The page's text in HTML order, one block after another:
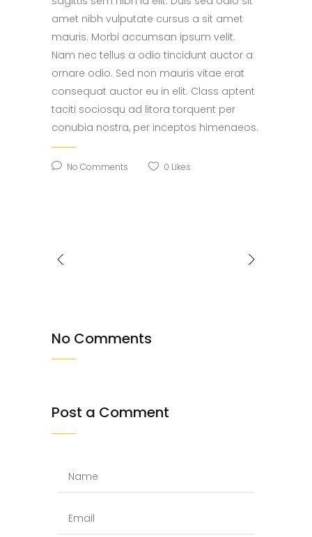
amet nibh vulputate cursus a sit amet
mauris. Morbi accumsan ipsum velit.
Nam nec tellus a odio tincidunt auctor a
ornare odio. Sed non mauris vitae erat
consequat auctor eu in elit. Class aptent
taciti sociosqu ad litora torquent per
conubia nostra, per inceptos himenaeos.
No Comments 0 Likes
No Comments
Post a Comment